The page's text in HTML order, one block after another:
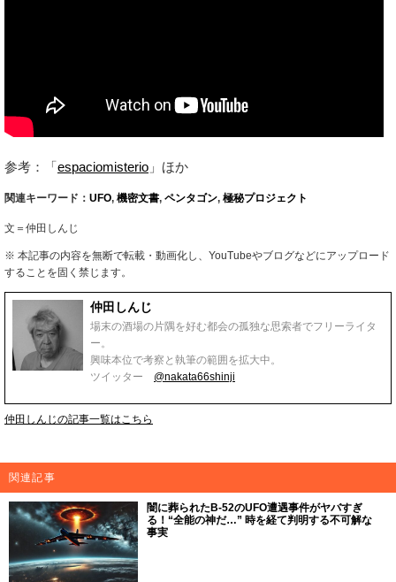
参考：「espaciomisterio 」ほか
関連キーワード： UFO, 機密文書, ペンタゴン, 極秘プロジェクト
文＝仲田しんじ
※ 本記事の内容を無断で転載・動画化し、YouTubeやブログなどにアップロード
することを固く禁じます。
仲田しんじ
場末の酒場の片隅を好む都会の孤独な思索者でフリーライタ
ー。
興味本位で考察と執筆の範囲を拡大中。
ツイッター @nakata66shinji
仲田しんじの記事一覧はこちら
関連記事
闇に葬られたB-52のUFO遭遇事件がヤバすぎ
る！“全能の神だ…” 時を経て判明する不可解な
事実